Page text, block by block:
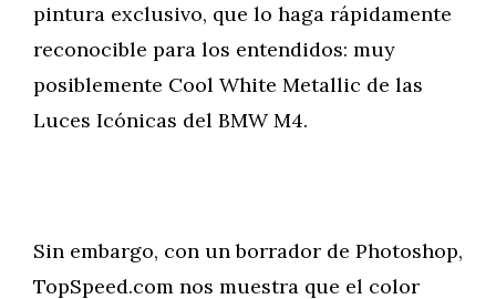
pintura exclusivo, que lo haga rápidamente
reconocible para los entendidos: muy
posiblemente Cool White Metallic de las
Luces Icónicas del BMW M4.
Sin embargo, con un borrador de Photoshop,
TopSpeed.com nos muestra que el color